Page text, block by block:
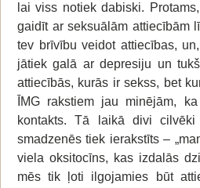
lai viss notiek dabiski.
gaidīt ar seksuālām attiecībām
tev brīvību veidot attiecības,
jātiek galā ar depresiju un
attiecībās, kurās ir sekss, bet
ĪMG rakstiem jau minējām,
kontakts. Tā laikā divi cilvēki
smadzenēs tiek ierakstīts –
viela oksitocīns, kas izdalās
mēs tik ļoti ilgojamies būt